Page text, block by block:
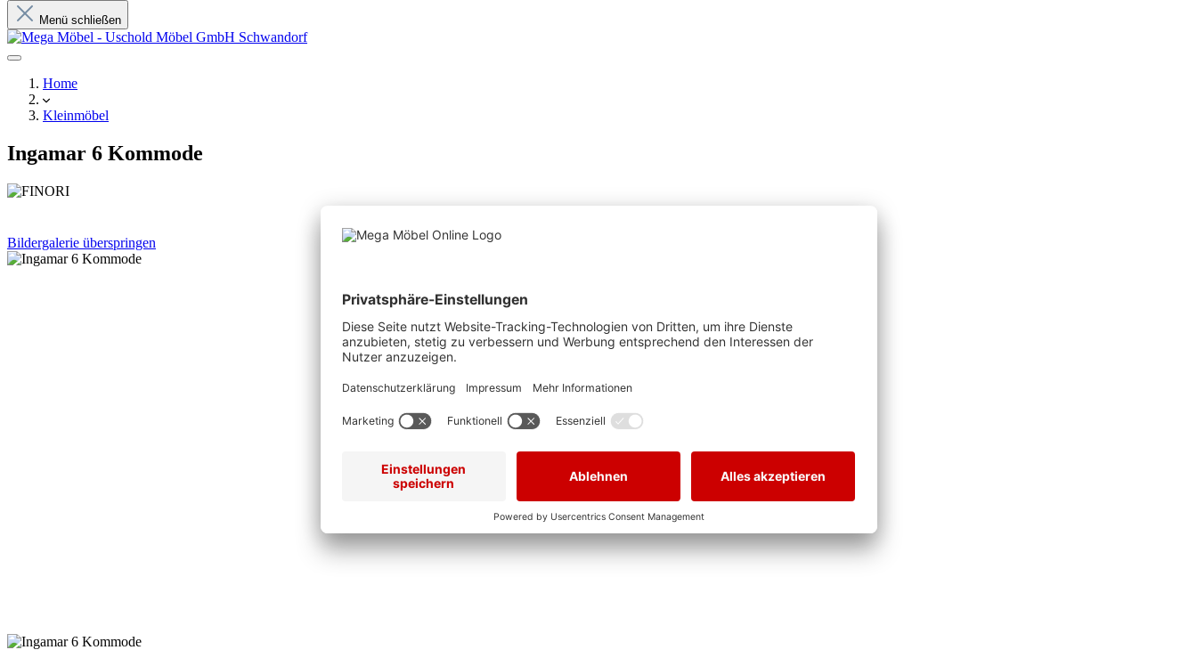
Menü schließen
Home
Kleinmöbel
Ingamar 6 Kommode
Bildergalerie überspringen